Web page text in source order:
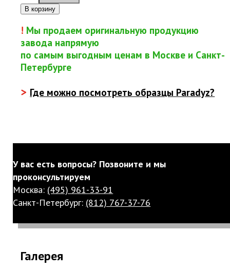
В корзину
! Мы продаем оригинальную продукцию
завода напрямую
по самым выгодным ценам в Москве и Санкт-
Петербурге
> Где можно посмотреть образцы Paradyz?
У вас есть вопросы? Позвоните и мы
проконсультируем
Москва: (495) 961-33-91
Санкт-Петербург: (812) 767-37-76
Галерея